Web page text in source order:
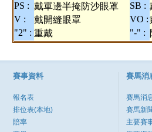
PS : 戴單邊半掩防沙眼罩 SB :
V :
戴開縫眼罩 VO :
"2" : 重戴 "-" :
賽事資料
報名表
排位表(本地)
賠率
賽馬消
賽馬消
賽馬新
主要賽